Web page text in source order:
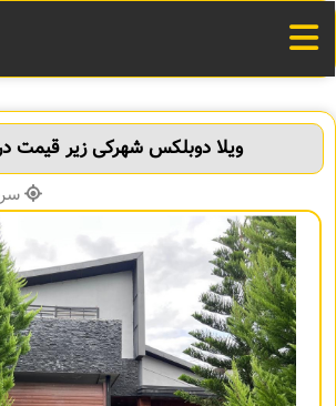
ویلا دوبلکس شهرکی زیر قیمت